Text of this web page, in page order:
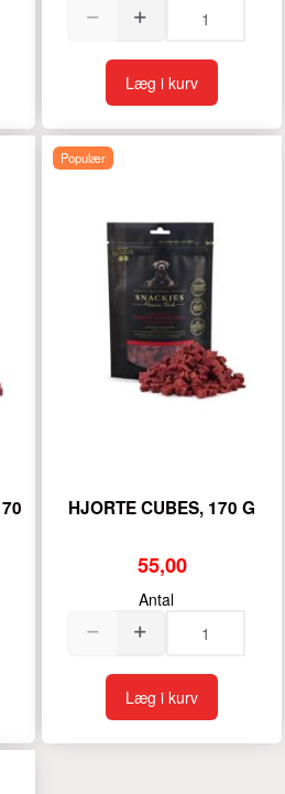
Læg i kurv
Populær
HJORTE CUBES, 170 G
55,00
Antal
Læg i kurv